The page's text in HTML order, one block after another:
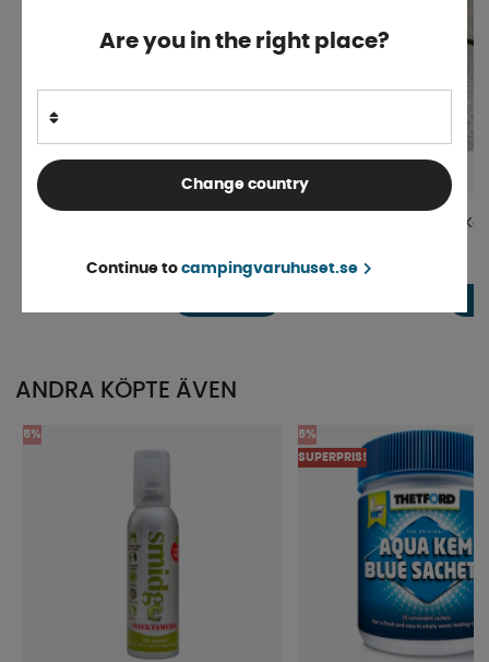
Finns i lager
FMT Tältdragarstöd för
Finns i lager
ANDRA KÖPTE ÄVEN
5%
5%
SUPERPRIS!
Are you in the right place?
Change country
Continue to campingvaruhuset.se